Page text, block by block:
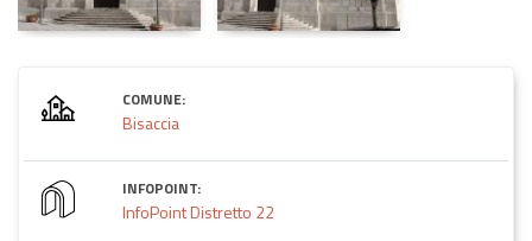
COMUNE:
Bisaccia
INFOPOINT:
InfoPoint Distretto 22